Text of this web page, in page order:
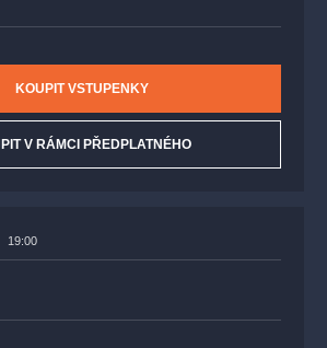
KOUPIT VSTUPENKY
V RÁMCI PŘEDPLATNÉHO
19:00